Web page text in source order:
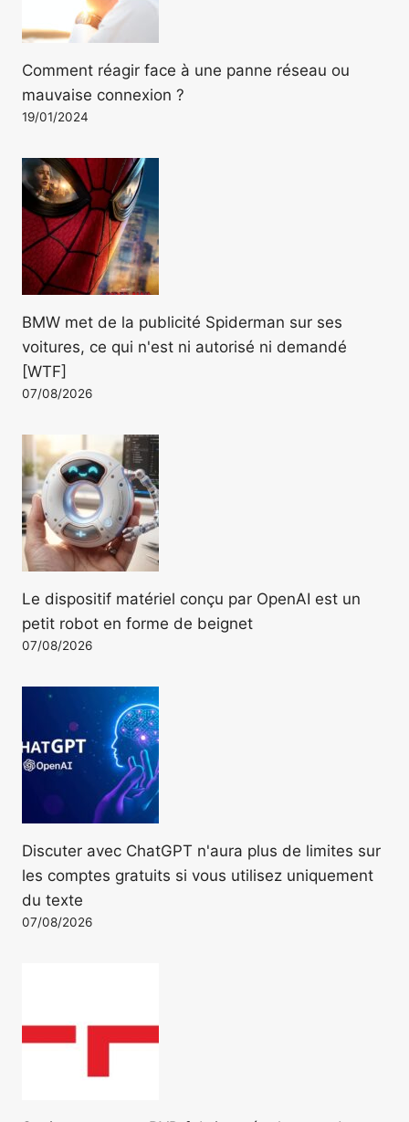
Comment réagir face à une panne réseau ou
mauvaise connexion ?
19/01/2024
BMW met de la publicité Spiderman sur ses
voitures, ce qui n'est ni autorisé ni demandé
[WTF]
07/08/2026
Le dispositif matériel conçu par OpenAI est un
petit robot en forme de beignet
07/08/2026
Discuter avec ChatGPT n'aura plus de limites sur
les comptes gratuits si vous utilisez uniquement
du texte
07/08/2026